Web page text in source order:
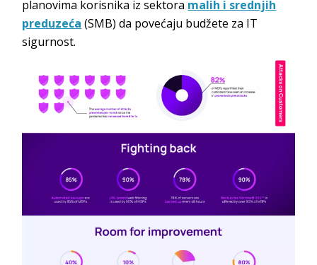
planovima korisnika iz sektora malih i srednjih
preduzeća (SMB) da povećaju budžete za IT
sigurnost.